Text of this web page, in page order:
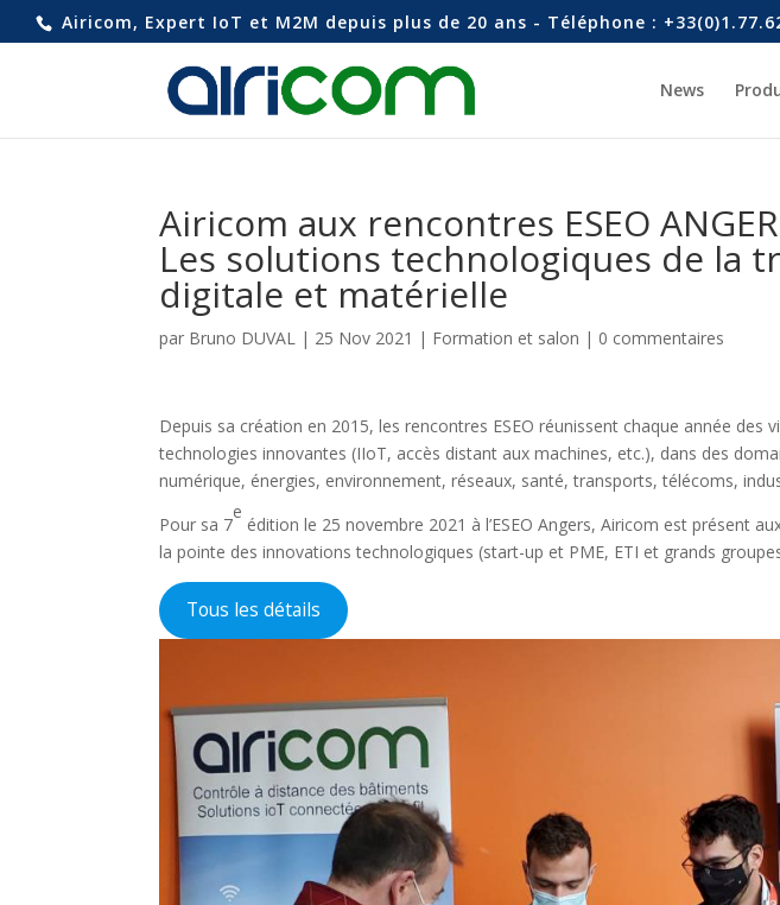
Airicom, Expert IoT et M2M depuis plus de 20 ans - Téléphone :
News
Airicom aux rencontres ESEO
Les solutions technologiques de la
digitale et matérielle
par Bruno DUVAL | 25 Nov 2021 | Formation et salon | 0 commentaires
Depuis sa création en 2015, les rencontres ESEO réunissent chaque année des
technologies innovantes (IIoT, accès distant aux machines, etc.), dans des
numérique, énergies, environnement, réseaux, santé, transports, télécoms,
Pour sa 7
e
édition le 25 novembre 2021 à l’ESEO Angers, Airicom est présent
la pointe des innovations technologiques (start-up et PME, ETI et grands
Tous les détails